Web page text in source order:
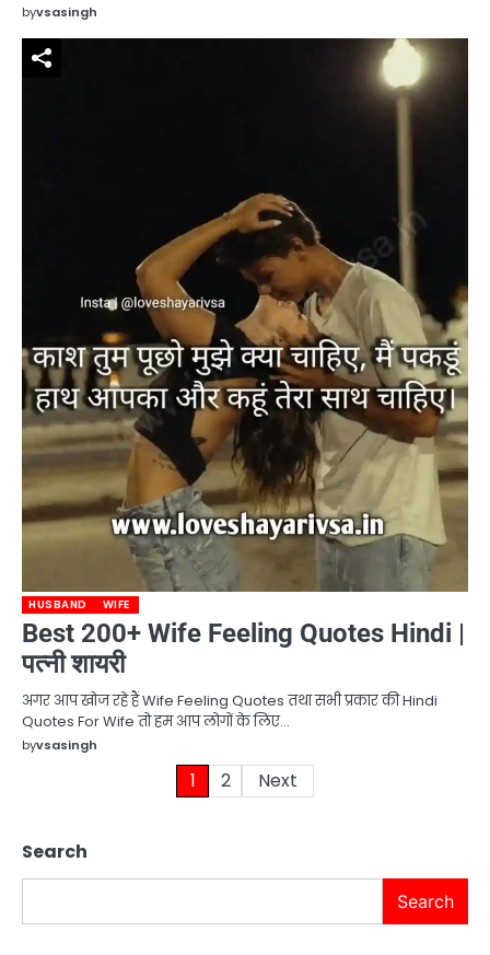
byvsasingh
HUSBAND WIFE
Best 200+ Wife Feeling Quotes Hindi |
पत्नी शायरी
अगर आप खोज रहे हैं Wife Feeling Quotes तथा सभी प्रकार की Hindi
Quotes For Wife तो हम आप लोगों के लिए…
byvsasingh
1 2 Next
Search
Search